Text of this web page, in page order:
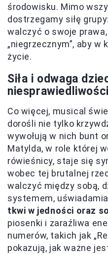
środowisku. Mimo
dostrzegamy siłę
walczyć o swoje
„niegrzecznym”, aby
życie.
Siła i odwaga
niesprawiedliwości
Co więcej, musical
dorośli nie tylko
wywołują w nich bunt
Matylda, w role której
rówieśnicy, staje się
wobec tej brutalnej
walczyć między sobą,
systemem,
tkwi w jedności oraz
piosenki i zaraźliwa
numerów, takich jak
pokazują, jak ważne